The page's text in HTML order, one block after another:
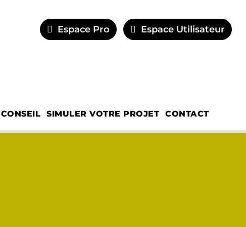
Espace Pro
Espace Utilisateur
SIMULER VOTRE PROJET CONTACT